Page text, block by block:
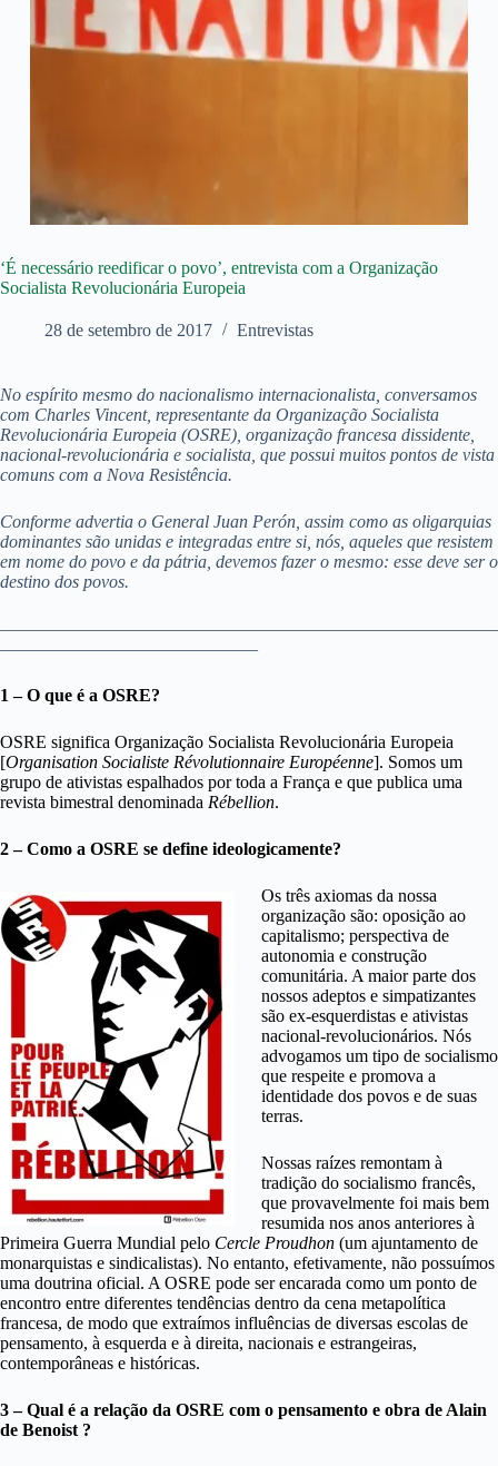
‘É necessário reedificar o povo’, entrevista com a Organização
Socialista Revolucionária Europeia
28 de setembro de 2017 Entrevistas
No espírito mesmo do nacionalismo internacionalista, conversamos
com Charles Vincent, representante da Organização Socialista
Revolucionária Europeia (OSRE), organização francesa dissidente,
nacional-revolucionária e socialista, que possui muitos pontos de vista
comuns com a Nova Resistência.
Conforme advertia o General Juan Perón, assim como as oligarquias
dominantes são unidas e integradas entre si, nós, aqueles que resistem
em nome do povo e da pátria, devemos fazer o mesmo: esse deve ser o
destino dos povos.
————————————————————————————
——————————————–
1 – O que é a OSRE?
OSRE significa Organização Socialista Revolucionária Europeia
[Organisation Socialiste Révolutionnaire Européenne]. Somos um
grupo de ativistas espalhados por toda a França e que publica uma
revista bimestral denominada Rébellion.
2 – Como a OSRE se define ideologicamente?
Os três axiomas da nossa
organização são: oposição ao
capitalismo; perspectiva de
autonomia e construção
comunitária. A maior parte dos
nossos adeptos e simpatizantes
são ex-esquerdistas e ativistas
nacional-revolucionários. Nós
advogamos um tipo de socialismo
que respeite e promova a
identidade dos povos e de suas
terras.
Nossas raízes remontam à
tradição do socialismo francês,
que provavelmente foi mais bem
resumida nos anos anteriores à
Primeira Guerra Mundial pelo Cercle Proudhon (um ajuntamento de
monarquistas e sindicalistas). No entanto, efetivamente, não possuímos
uma doutrina oficial. A OSRE pode ser encarada como um ponto de
encontro entre diferentes tendências dentro da cena metapolítica
francesa, de modo que extraímos influências de diversas escolas de
pensamento, à esquerda e à direita, nacionais e estrangeiras,
contemporâneas e históricas.
3 – Qual é a relação da OSRE com o pensamento e obra de Alain
de Benoist ?